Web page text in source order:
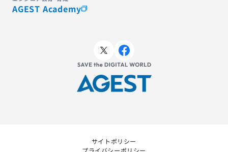
AGEST Academy
サイトポリシー
プライバシーポリシー